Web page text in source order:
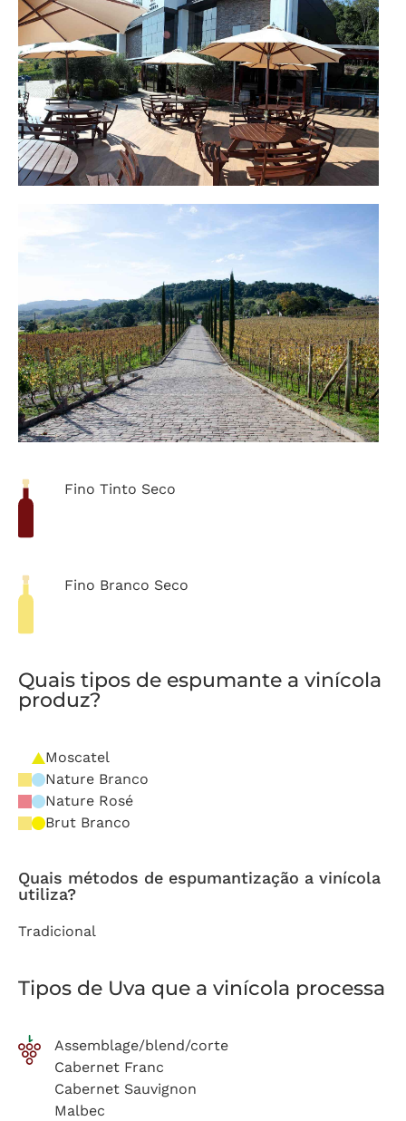
Fino Tinto Seco
Fino Branco Seco
Quais tipos de espumante a vinícola
produz?
Moscatel
Nature Branco
Nature Rosé
Brut Branco
Quais métodos de espumantização a vinícola
utiliza?
Tradicional
Tipos de Uva que a vinícola processa
Assemblage/blend/corte
Cabernet Franc
Cabernet Sauvignon
Malbec